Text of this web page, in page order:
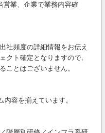
営業、企業で業務内容確
社頻度の詳細情報をお伝え
クト確定となりますので、
ことはございません。
容を揃えています。